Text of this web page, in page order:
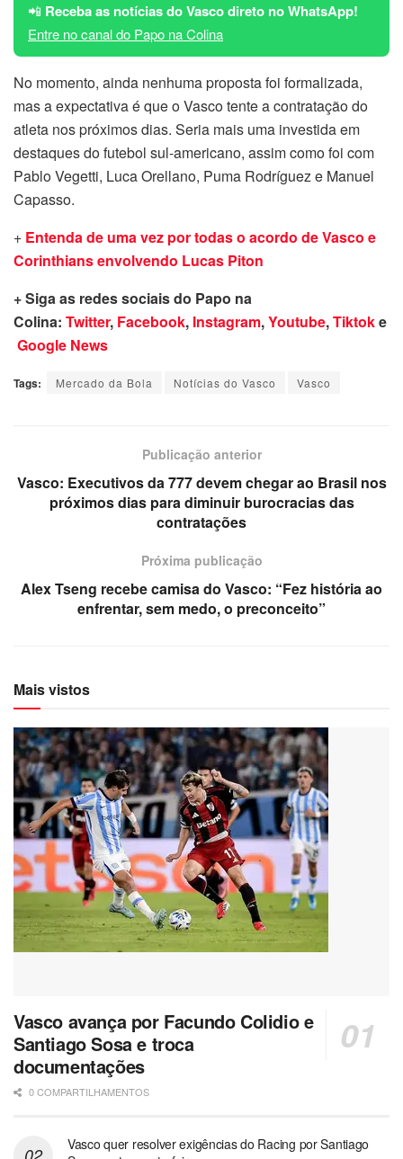
📲 Receba as notícias do Vasco direto no WhatsApp!
Entre no canal do Papo na Colina
No momento, ainda nenhuma proposta foi formalizada,
mas a expectativa é que o Vasco tente a contratação do
atleta nos próximos dias. Seria mais uma investida em
destaques do futebol sul-americano, assim como foi com
Pablo Vegetti, Luca Orellano, Puma Rodríguez e Manuel
Capasso.
+ Entenda de uma vez por todas o acordo de Vasco e
Corinthians envolvendo Lucas Piton
+ Siga as redes sociais do Papo na
Colina: Twitter, Facebook, Instagram,Youtube,Tiktoke
Google News
Tags: Mercado da Bola Notícias do Vasco Vasco
Publicação anterior
Vasco: Executivos da 777 devem chegar ao Brasil nos
próximos dias para diminuir burocracias das
contratações
Próxima publicação
Alex Tseng recebe camisa do Vasco: “Fez história ao
enfrentar, sem medo, o preconceito”
Mais vistos
Vasco avança por Facundo Colidio e
Santiago Sosa e troca
documentações
0 COMPARTILHAMENTOS
Vasco quer resolver exigências do Racing por Santiago